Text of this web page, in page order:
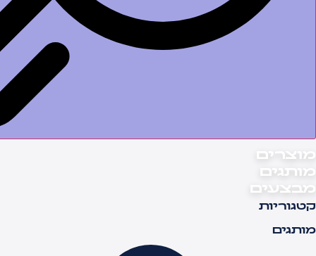
מוצרים
מותגים
מבצעים
קטגוריות
מותגים